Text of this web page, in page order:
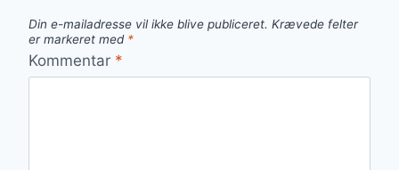
Din e-mailadresse vil ikke blive publiceret. Krævede felter
er markeret med *
Kommentar *